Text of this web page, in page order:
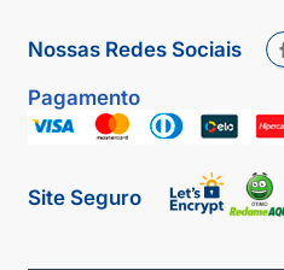
Nossas Redes Sociais
Pagamento
Site Seguro